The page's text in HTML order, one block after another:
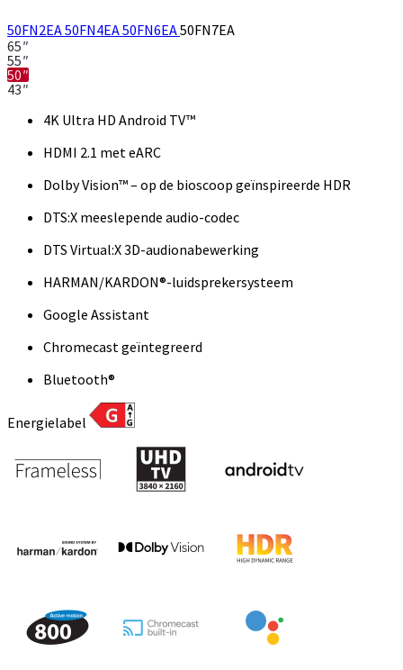
50FN2EA50FN4EA50FN6EA50FN7EA
65″
55″
50″
43″
4K Ultra HD Android TV™
HDMI 2.1 met eARC
Dolby Vision™ – op de bioscoop geïnspireerde HDR
DTS:X meeslepende audio-codec
DTS Virtual:X 3D-audionabewerking
HARMAN/KARDON®-luidsprekersysteem
Google Assistant
Chromecast geïntegreerd
Bluetooth®
Energielabel